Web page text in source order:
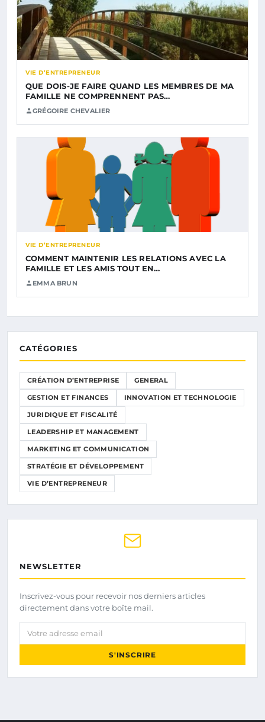
VIE D’ENTREPRENEUR
QUE DOIS-JE FAIRE QUAND LES MEMBRES DE MA
FAMILLE NE COMPRENNENT PAS…
GRÉGOIRE CHEVALIER
VIE D’ENTREPRENEUR
COMMENT MAINTENIR LES RELATIONS AVEC LA
FAMILLE ET LES AMIS TOUT EN…
EMMA BRUN
CATÉGORIES
CRÉATION D’ENTREPRISE GENERAL
GESTION ET FINANCES INNOVATION ET TECHNOLOGIE
JURIDIQUE ET FISCALITÉ
LEADERSHIP ET MANAGEMENT
MARKETING ET COMMUNICATION
STRATÉGIE ET DÉVELOPPEMENT
VIE D’ENTREPRENEUR
NEWSLETTER
Inscrivez-vous pour recevoir nos derniers articles
directement dans votre boîte mail.
Votre adresse email
S'INSCRIRE